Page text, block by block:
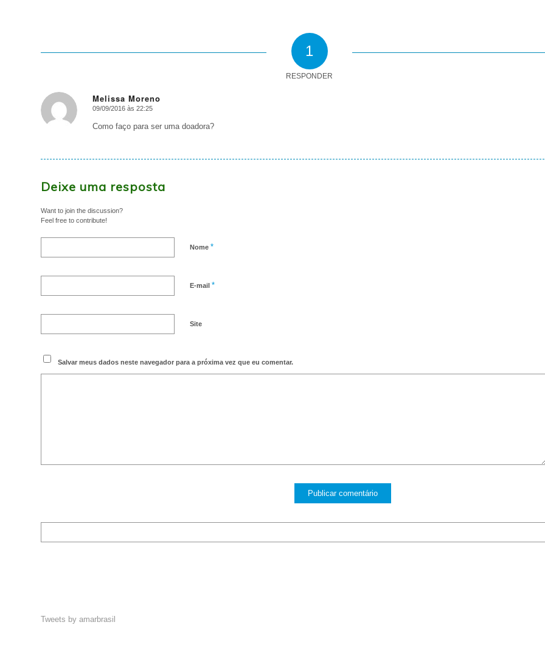
1
RESPONDER
Melissa Moreno
says:
09/09/2016 às 22:25
Como faço para ser uma doadora?
Deixe uma resposta
Want to join the discussion?
Feel free to contribute!
Nome *
E-mail *
Site
Salvar meus dados neste navegador para a próxima vez que eu comentar.
Tweets by amarbrasil